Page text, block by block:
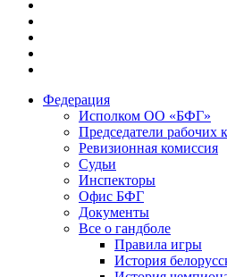
Федерация
Исполком ОО «БФГ»
Председатели рабочих
Ревизионная комиссия
Судьи
Инспекторы
Офис БФГ
Документы
Все о гандболе
Правила игры
История